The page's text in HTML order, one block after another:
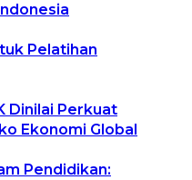
Pelatihan
Dinilai Perkuat
Ekonomi Global
Pendidikan: